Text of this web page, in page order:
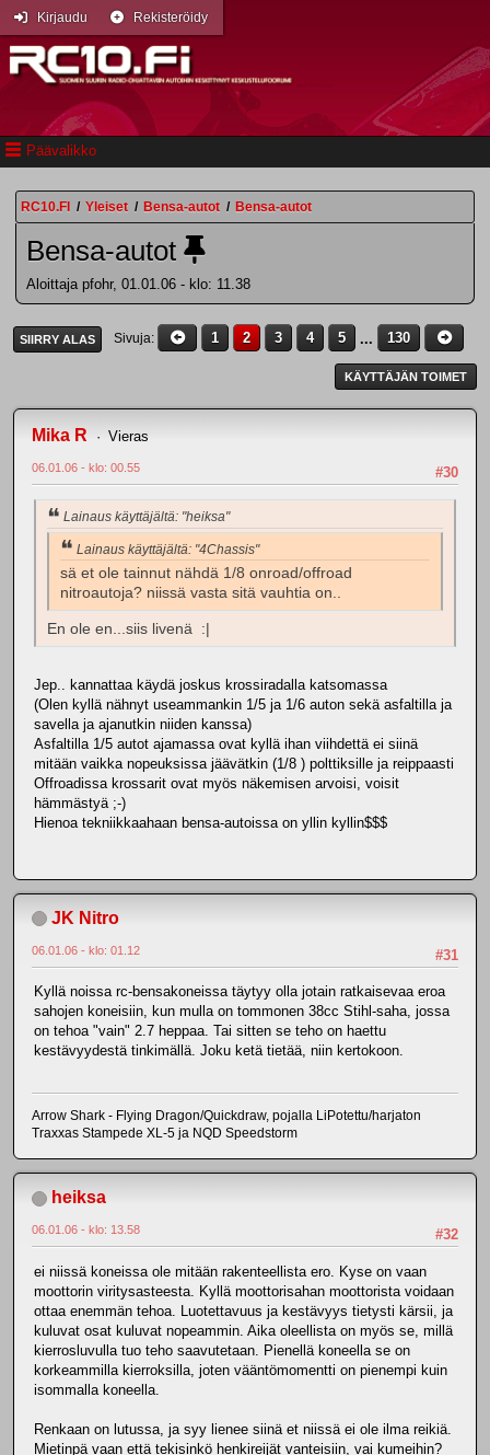
Päävalikko
Kirjaudu Rekisteröidy
RC10.FI / Yleiset / Bensa-autot / Bensa-autot
Bensa-autot
Aloittaja pfohr, 01.01.06 - klo: 11.38
SIIRRY ALAS Sivuja 1 2 3 4 5 ... 130
KÄYTTÄJÄN TOIMET
Mika R Vieras
#30
06.01.06 - klo: 00.55
Lainaus käyttäjältä: "heiksa"
Lainaus käyttäjältä: "4Chassis"
sä et ole tainnut nähdä 1/8 onroad/offroad
nitroautoja? niissä vasta sitä vauhtia on..
En ole en...siis livenä :|
Jep.. kannattaa käydä joskus krossiradalla katsomassa
(Olen kyllä nähnyt useammankin 1/5 ja 1/6 auton sekä asfaltilla ja
savella ja ajanutkin niiden kanssa)
Asfaltilla 1/5 autot ajamassa ovat kyllä ihan viihdettä ei siinä
mitään vaikka nopeuksissa jäävätkin (1/8 ) polttiksille ja reippaasti
Offroadissa krossarit ovat myös näkemisen arvoisi, voisit
hämmästyä ;-)
Hienoa tekniikkaahaan bensa-autoissa on yllin kyllin$$$
JK Nitro
#31
06.01.06 - klo: 01.12
Kyllä noissa rc-bensakoneissa täytyy olla jotain ratkaisevaa eroa
sahojen koneisiin, kun mulla on tommonen 38cc Stihl-saha, jossa
on tehoa "vain" 2.7 heppaa. Tai sitten se teho on haettu
kestävyydestä tinkimällä. Joku ketä tietää, niin kertokoon.
Arrow Shark - Flying Dragon/Quickdraw, pojalla LiPotettu/harjaton
Traxxas Stampede XL-5 ja NQD Speedstorm
heiksa
#32
06.01.06 - klo: 13.58
ei niissä koneissa ole mitään rakenteellista ero. Kyse on vaan
moottorin viritysasteesta. Kyllä moottorisahan moottorista voidaan
ottaa enemmän tehoa. Luotettavuus ja kestävyys tietysti kärsii, ja
kuluvat osat kuluvat nopeammin. Aika oleellista on myös se, millä
kierrosluvulla tuo teho saavutetaan. Pienellä koneella se on
korkeammilla kierroksilla, joten vääntömomentti on pienempi kuin
isommalla koneella.
Renkaan on lutussa, ja syy lienee siinä et niissä ei ole ilma reikiä.
Mietinpä vaan että tekisinkö henkireijät vanteisiin, vai kumeihin?